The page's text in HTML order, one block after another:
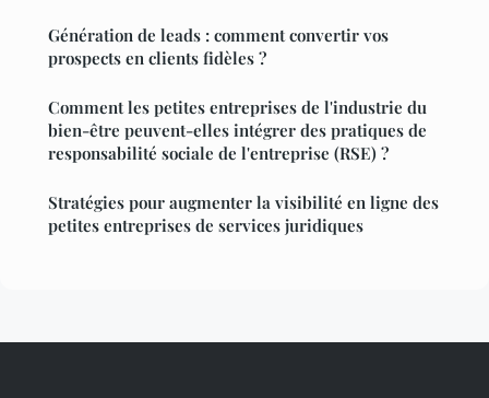
Génération de leads : comment convertir vos
prospects en clients fidèles ?
Comment les petites entreprises de l'industrie du
bien-être peuvent-elles intégrer des pratiques de
responsabilité sociale de l'entreprise (RSE) ?
Stratégies pour augmenter la visibilité en ligne des
petites entreprises de services juridiques